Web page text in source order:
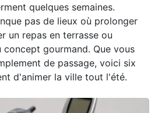
quelques semaines.
pas de lieux où prolonger
un repas en terrasse ou
gourmand. Que vous
de passage, voici six
d'animer la ville tout l'été.